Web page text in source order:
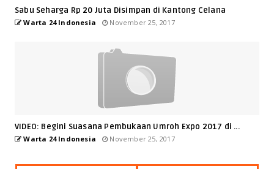
Sabu Seharga Rp 20 Juta Disimpan di Kantong Celana
Warta 24 Indonesia November 25, 2017
VIDEO: Begini Suasana Pembukaan Umroh Expo 2017 di ...
Warta 24 Indonesia November 25, 2017